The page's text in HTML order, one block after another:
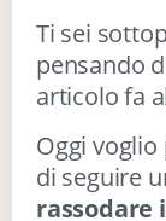
Ti sei
pensando
articolo fa
Oggi
di seguire
rassodare